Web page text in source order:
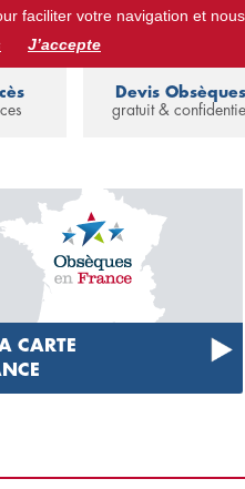
avis de décès, annuaire de
Devis Obsèques
gratuit & confidentiel
CARTE
faciliter votre navigation et
J’accepte